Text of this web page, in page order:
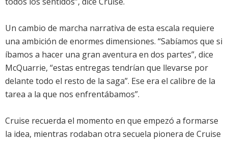
Un cambio de marcha narrativa de esta escala requiere
una ambición de enormes dimensiones. “Sabíamos que si
íbamos a hacer una gran aventura en dos partes”, dice
McQuarrie, “estas entregas tendrían que llevarse por
delante todo el resto de la saga”. Ese era el calibre de la
tarea a la que nos enfrentábamos”.
Cruise recuerda el momento en que empezó a formarse
la idea, mientras rodaban otra secuela pionera de Cruise